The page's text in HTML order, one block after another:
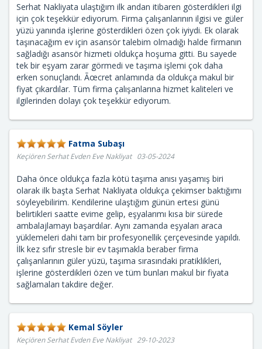
Serhat Nakliyata ulaştığım ilk andan itibaren gösterdikleri ilgi
için çok teşekkür ediyorum. Firma çalışanlarının ilgisi ve güler
yüzü yanında işlerine gösterdikleri özen çok iyiydi. Ek olarak
taşınacağım ev için asansör talebim olmadığı halde firmanın
sağladığı asansör hizmeti oldukça hoşuma gitti. Bu sayede
tek bir eşyam zarar görmedi ve taşıma işlemi çok daha
erken sonuçlandı. Ãœcret anlamında da oldukça makul bir
fiyat çıkardılar. Tüm firma çalışanlarına hizmet kaliteleri ve
ilgilerinden dolayı çok teşekkür ediyorum.
Fatma Subaşı
Keçiören Serhat Evden Eve Nakliyat 03-05-2024
Daha önce oldukça fazla kötü taşıma anısı yaşamış biri
olarak ilk başta Serhat Nakliyata oldukça çekimser baktığımı
söyleyebilirim. Kendilerine ulaştığım günün ertesi günü
belirtikleri saatte evime gelip, eşyalarımı kısa bir sürede
ambalajlamayı başardılar. Aynı zamanda eşyaları araca
yüklemeleri dahi tam bir profesyonellik çerçevesinde yapıldı.
İlk kez sıfır stresle bir ev taşımakla beraber firma
çalışanlarının güler yüzü, taşıma sırasındaki pratiklikleri,
işlerine gösterdikleri özen ve tüm bunları makul bir fiyata
sağlamaları takdire değer.
Kemal Söyler
Keçiören Serhat Evden Eve Nakliyat 29-10-2023